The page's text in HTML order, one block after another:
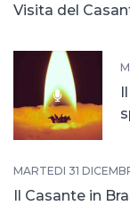
Visita del
MARTEDÌ 31
Il Casante in